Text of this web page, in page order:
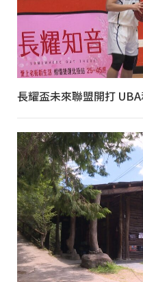
長耀盃未來聯盟開打